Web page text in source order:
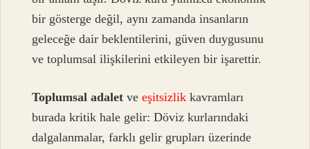
bir gösterge değil, aynı zamanda insanların
geleceğe dair beklentilerini, güven duygusunu
ve toplumsal ilişkilerini etkileyen bir işarettir.
Toplumsal adalet veeşitsizlik kavramları
burada kritik hale gelir: Döviz kurlarındaki
dalgalanmalar, farklı gelir grupları üzerinde